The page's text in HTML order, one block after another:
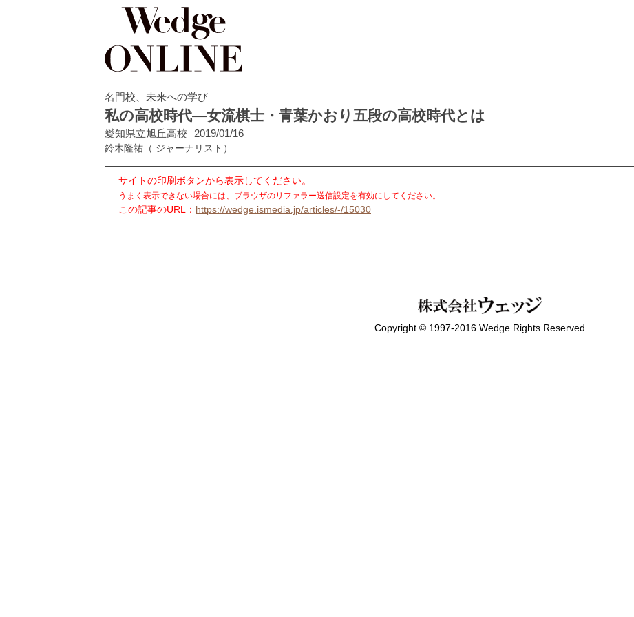
名門校、未来への学び
私の高校時代―女流棋士・青葉かおり五段の高校時代とは
愛知県立旭丘高校 2019/01/16
鈴木隆祐 （ ジャーナリスト）
サイトの印刷ボタンから表示してください。
うまく表示できない場合には、ブラウザのリファラー送信設定を有効にしてください。
この記事のURL： https://wedge.ismedia.jp/articles/-/15030
Copyright © 1997-2016 Wedge Rights Reserved